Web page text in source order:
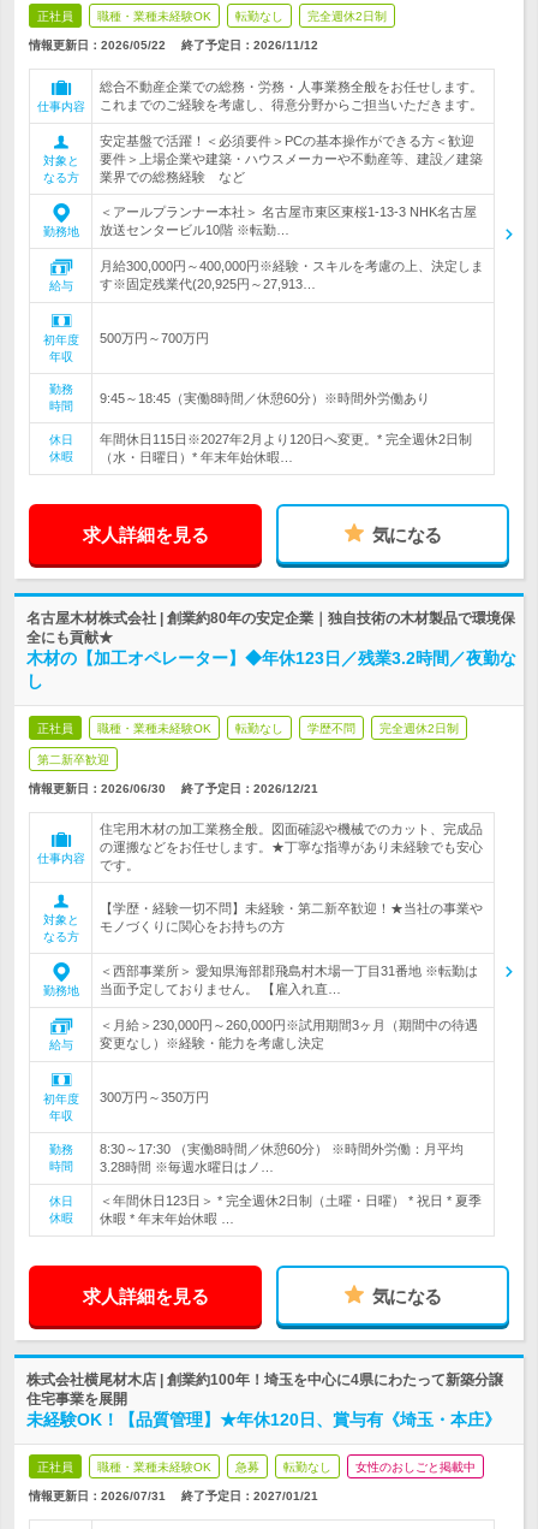
正社員 職種・業種未経験OK 転勤なし 完全週休2日制
情報更新日：2026/05/22 終了予定日： 2026/11/12
仕事内容
総合不動産企業での総務・労務・人事業務全般をお任せします。
これまでのご経験を考慮し、得意分野からご担当いただきます。
対象と
なる方
安定基盤で活躍！＜必須要件＞PCの基本操作ができる方＜歓迎
要件＞上場企業や建築・ハウスメーカーや不動産等、建設／建築
業界での総務経験 など
勤務地
＜アールプランナー本社＞ 名古屋市東区東桜1-13-3 NHK名古屋
放送センタービル10階 ※転勤…
給与
月給300,000円～400,000円※経験・スキルを考慮の上、決定しま
す※固定残業代(20,925円～27,913…
初年度
年収
500万円～700万円
勤務
時間
9:45～18:45（実働8時間／休憩60分）※時間外労働あり
休日
休暇
年間休日115日※2027年2月より120日へ変更。* 完全週休2日制
（水・日曜日）* 年末年始休暇…
求人詳細を見る 気になる
名古屋木材株式会社 | 創業約80年の安定企業｜独自技術の木材製品で環境保
全にも貢献★
木材の【加工オペレーター】◆年休123日／残業3.2時間／夜勤な
し
正社員 職種・業種未経験OK 転勤なし 学歴不問 完全週休2日制
第二新卒歓迎
情報更新日：2026/06/30 終了予定日： 2026/12/21
仕事内容
住宅用木材の加工業務全般。図面確認や機械でのカット、完成品
の運搬などをお任せします。★丁寧な指導があり未経験でも安心
です。
対象と
なる方
【学歴・経験一切不問】未経験・第二新卒歓迎！★当社の事業や
モノづくりに関心をお持ちの方
勤務地
＜西部事業所＞ 愛知県海部郡飛島村木場一丁目31番地 ※転勤は
当面予定しておりません。 【雇入れ直…
給与
＜月給＞230,000円～260,000円※試用期間3ヶ月（期間中の待遇
変更なし）※経験・能力を考慮し決定
初年度
年収
300万円～350万円
勤務
時間
8:30～17:30 （実働8時間／休憩60分） ※時間外労働：月平均
3.28時間 ※毎週水曜日はノ…
休日
休暇
＜年間休日123日＞ * 完全週休2日制（土曜・日曜） * 祝日 * 夏季
休暇 * 年末年始休暇 …
求人詳細を見る 気になる
株式会社横尾材木店 | 創業約100年！埼玉を中心に4県にわたって新築分譲
住宅事業を展開
未経験OK！【品質管理】★年休120日、賞与有《埼玉・本庄》
正社員 職種・業種未経験OK 急募 転勤なし 女性のおしごと掲載中
情報更新日：2026/07/31 終了予定日： 2027/01/21